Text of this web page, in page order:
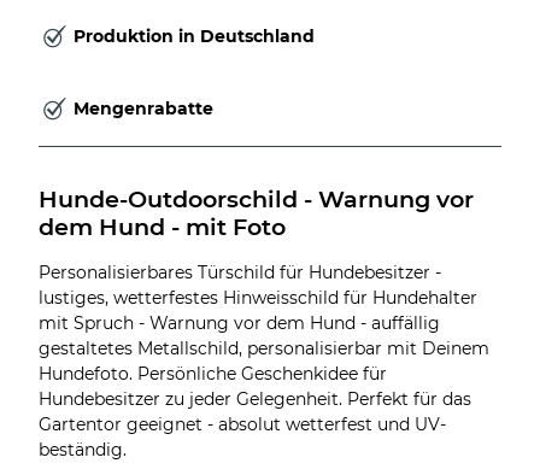
Produktion in Deutschland
Mengenrabatte
Hunde-Outdoorschild - Warnung vor
dem Hund - mit Foto
Personalisierbares Türschild für Hundebesitzer -
lustiges, wetterfestes Hinweisschild für Hundehalter
mit Spruch - Warnung vor dem Hund - auffällig
gestaltetes Metallschild, personalisierbar mit Deinem
Hundefoto. Persönliche Geschenkidee für
Hundebesitzer zu jeder Gelegenheit. Perfekt für das
Gartentor geeignet - absolut wetterfest und UV-
beständig.